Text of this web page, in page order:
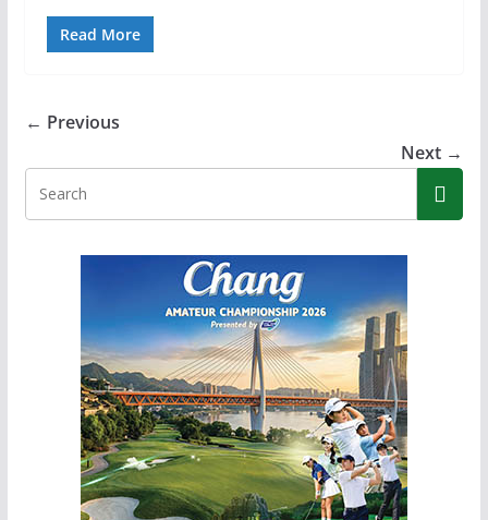
Read More
← Previous
Next →